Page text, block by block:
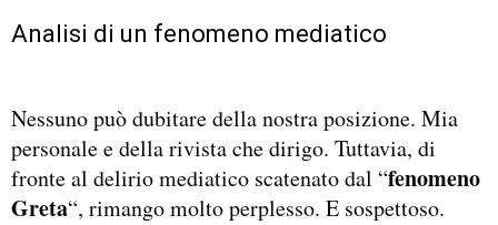
Analisi di un fenomeno mediatico
Nessuno può dubitare della nostra posizione. Mia
personale e della rivista che dirigo. Tuttavia, di
fronte al delirio mediatico scatenato dal “fenomeno
Greta“, rimango molto perplesso. E sospettoso.